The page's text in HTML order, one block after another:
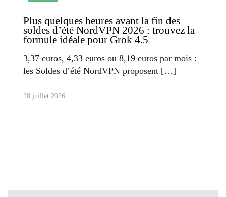
Plus quelques heures avant la fin des
soldes d’été NordVPN 2026 : trouvez la
formule idéale pour Grok 4.5
3,37 euros, 4,33 euros ou 8,19 euros par mois :
les Soldes d’été NordVPN proposent
28 juillet 2026